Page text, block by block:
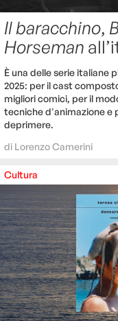
Il baracchino,
Horseman
È una delle serie italiane
2025: per il cast
migliori comici, per il
tecniche d'animazione e
deprimere.
di Lorenzo Camerini
Cultura